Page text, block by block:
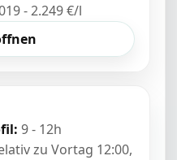
- 2.249 €/l
9 - 12h
zu Vortag 12:00,